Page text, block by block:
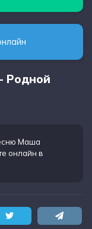
Родной
Маша
онлайн в